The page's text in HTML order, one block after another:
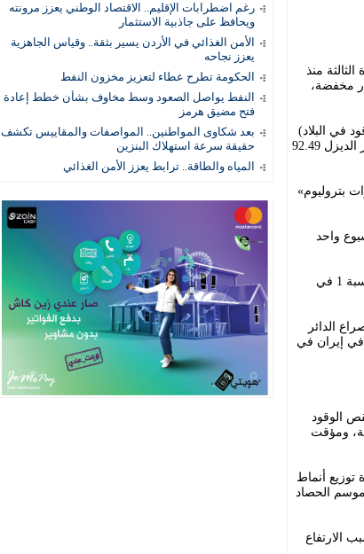
رغم اضطرابات الإقليم.. الاقتصاد الوطني يعزز مرونته
ويحافظ على جاذبية الاستثمار
الأمن الغذائي في الأردن يسير بثقة.. وقياس الجاهزية
يعزز نجاحه
الحكومة تطرح عطاء لتعزيز مخزون النفط
النفط يواصل الصعود وسط مخاوف بشأن خطط إعادة
فتح مضيق هرمز
بعد شكاوى المواطنين.. المواصفات والمقاييس تكشف
حقيقة سرعة استهلاك البنزين
المياه والطاقة.. ترابط يعزز الأمن الغذائي
منذ
مخفضة،
في البلاد)
أن سعر البنزين في العاصمة نيودلهي ارتفع إلى 99.51 روبية (1.04 دولار) للتر، بينما بلغ سعر الديزل 92.49
بتروليوم»
إلى 5 في المائة خلال أسبوع واحد
وفي تطور ذي صلة، أعلنت شركة «إندرابراستا غاز» رفع أسعار الغاز الطبيعي المضغوط بنسبة 1 في
الدائر
إيران في
الوقود
ومؤقت
أنماط
الحصاد
الارتفاع